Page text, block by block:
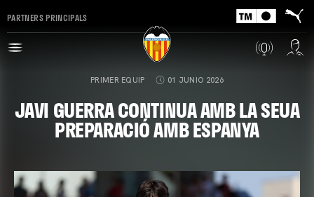
PARTNERS PRINCIPALS
PRIMER EQUIP 01 JUNIO 2026
JAVI GUERRA CONTINUA AMB LA SEUA
PREPARACIÓ AMB ESPANYA